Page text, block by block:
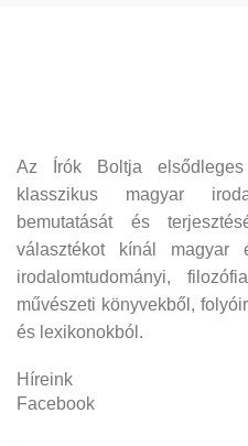
Az Írók Boltja
klasszikus magyar
bemutatását és
választékot kínál magyar
irodalomtudományi,
művészeti könyvekből,
és lexikonokból.
Híreink
Facebook